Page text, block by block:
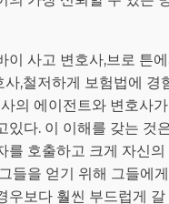
이 사고 변호사,브로 튼
,철저하게 보험법에 경
의 에이전트와 변호사
있다. 이 이해를 갖는 것
를 호출하고 크게 자신의
들을 얻기 위해 그들에
우보다 훨씬 부드럽게 갈